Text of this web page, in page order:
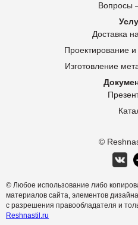
©
Вопросы
Доставка
Проектирование
Изготовление
© Любое использование либо
материалов сайта, элементов
с разрешения правообладателя и
Reshnastil.ru